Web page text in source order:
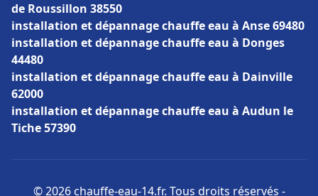
de Roussillon 38550
installation et dépannage chauffe eau à Anse 69480
installation et dépannage chauffe eau à Donges
44480
installation et dépannage chauffe eau à Dainville
62000
installation et dépannage chauffe eau à Audun le
Tiche 57390
© 2026 chauffe-eau-14.fr. Tous droits réservés -